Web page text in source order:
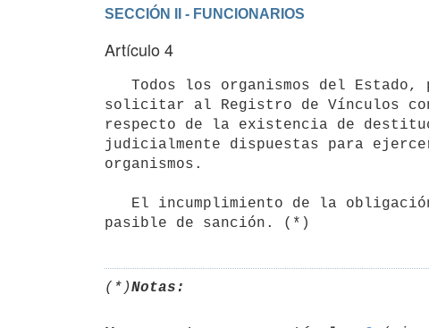
SECCIÓN II - FUNCIONARIOS
Artículo 4
solicitar al Registro de Vínculos
respecto de la existencia de
judicialmente dispuestas para
organismos.
(*)Notas: